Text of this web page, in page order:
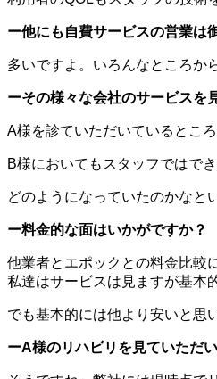
ー他にも自費サービスの営業は
多いですよ。いろんなところか
ーその様々な会社のサービスを
A様を診ていただいているとこ
B様においてもスタッフではで
どのようになっていたのかなと
ー料金的な面はいかがですか？
他業者とエポックとの料金比較
私達はサービスは見ますが基本
でも基本的には他より安いと思
ーA様のリハビリを見ていただ